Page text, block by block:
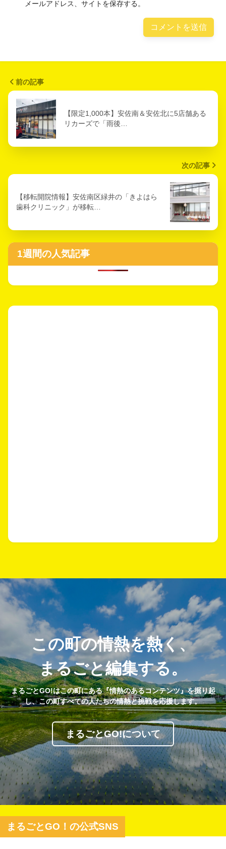
メールアドレス、サイトを保存する。
前の記事
【限定1,000本】安佐南＆安佐北に5店舗ある
リカーズで「雨後…
次の記事
【移転開院情報】安佐南区緑井の「きよはら
歯科クリニック」が移転…
1週間の人気記事
この町の情熱を熱く、
まるごと編集する。
まるごとGO!はこの町にある『情熱のあるコンテンツ』を掘り起
し、この町すべての人たちの情熱と挑戦を応援します。
まるごとGO!について
まるごとGO！の公式SNS